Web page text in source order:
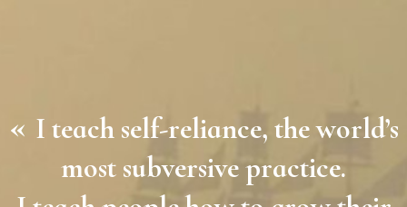
« I teach self-reliance, the world’s
most subversive practice.